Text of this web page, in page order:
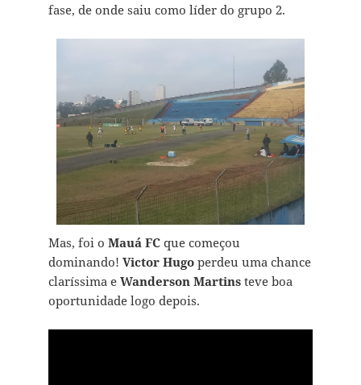
fase, de onde saiu como líder do grupo 2.
Mas, foi o Mauá FCque começou
dominando! Victor Hugoperdeu uma chance
claríssima e Wanderson Martinsteve boa
oportunidade logo depois.